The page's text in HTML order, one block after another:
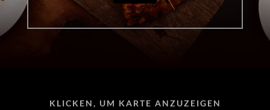
KLICKEN, UM KARTE ANZUZEIGEN